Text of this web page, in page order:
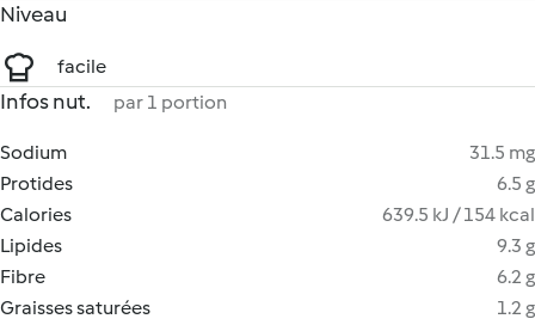
Niveau
facile
Infos nut. par 1 portion
Sodium
31.5 mg
Protides
6.5 g
Calories
639.5 kJ / 154 kcal
Lipides
9.3 g
Fibre
6.2 g
Graisses saturées
1.2 g